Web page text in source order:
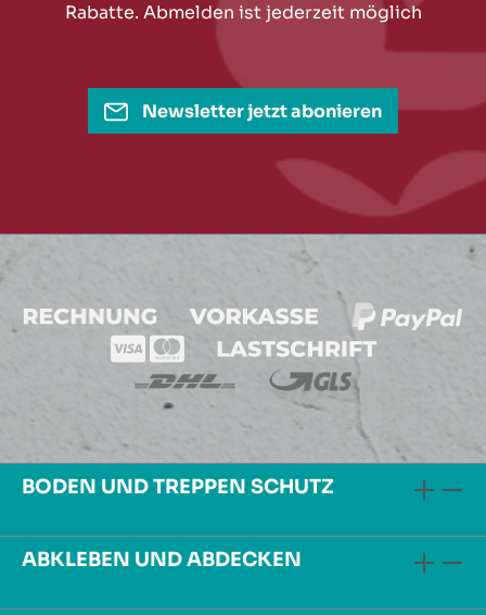
Rabatte. Abmelden ist jederzeit möglich
Newsletter jetzt abonieren
BODEN UND TREPPEN SCHUTZ
ABKLEBEN UND ABDECKEN